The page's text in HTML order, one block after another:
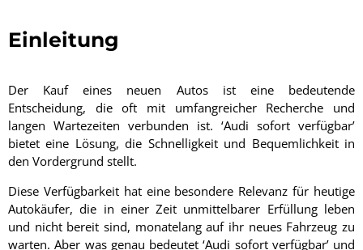
Einleitung
Der Kauf eines neuen Autos ist eine bedeutende
Entscheidung, die oft mit umfangreicher Recherche und
langen Wartezeiten verbunden ist. ‘Audi sofort verfügbar’
bietet eine Lösung, die Schnelligkeit und Bequemlichkeit in
den Vordergrund stellt.
Diese Verfügbarkeit hat eine besondere Relevanz für heutige
Autokäufer, die in einer Zeit unmittelbarer Erfüllung leben
und nicht bereit sind, monatelang auf ihr neues Fahrzeug zu
warten. Aber was genau bedeutet ‘Audi sofort verfügbar’ und